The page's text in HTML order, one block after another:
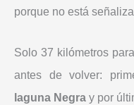
porque no está
Solo 37 kilómetros
antes de volver:
laguna Negra y por